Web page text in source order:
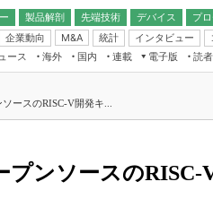
製品解剖
先端技術
デバイス
プ
企業動向 M&A 統計 インタビュー
フィジカルAI
読者調査（EE Times
ース 海外 国内
連載
通信
ープ
電子版
クレット
読
ースのRISC-V開発キ...
ンソースのRISC-